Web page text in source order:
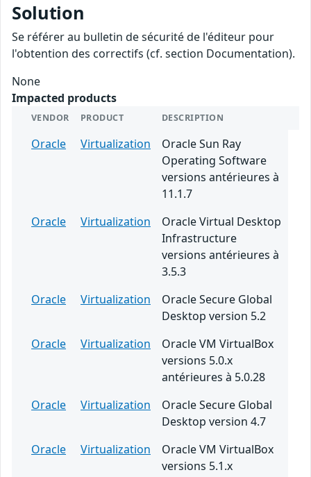
Solution
Se référer au bulletin de sécurité de l'éditeur pour
l'obtention des correctifs (cf. section Documentation).
None
Impacted products
VENDOR PRODUCT DESCRIPTION
Oracle Virtualization
Oracle Sun Ray
Operating Software
versions antérieures à
11.1.7
Oracle
Virtualization
Oracle Virtual Desktop
Infrastructure
versions antérieures à
3.5.3
Oracle
Virtualization
Oracle Secure Global
Desktop version 5.2
Oracle
Virtualization
Oracle VM VirtualBox
versions 5.0.x
antérieures à 5.0.28
Oracle
Virtualization
Oracle Secure Global
Desktop version 4.7
Oracle
Virtualization
Oracle VM VirtualBox
versions 5.1.x